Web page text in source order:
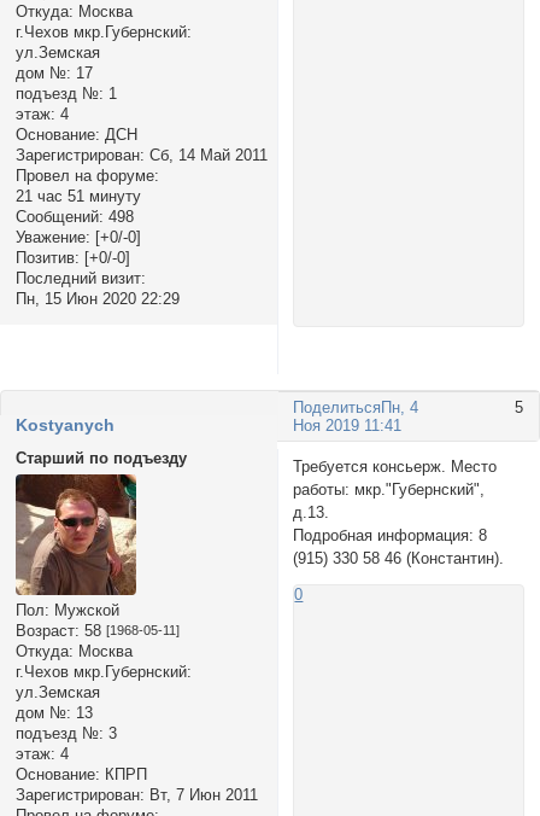
Откуда: Москва
г.Чехов мкр.Губернский:
ул.Земская
дом №: 17
подъезд №: 1
этаж: 4
Основание: ДСН
Зарегистрирован: Сб, 14 Май 2011
Провел на форуме:
21 час 51 минуту
Сообщений: 498
Уважение: [+0/-0]
Позитив: [+0/-0]
Последний визит:
Пн, 15 Июн 2020 22:29
Поделиться 5
Пн, 4
Ноя 2019 11:41
Kostyanych
Старший по подъезду
Пол: Мужской
Возраст: 58 [1968-05-11]
Откуда: Москва
г.Чехов мкр.Губернский:
ул.Земская
дом №: 13
подъезд №: 3
этаж: 4
Основание: КПРП
Зарегистрирован: Вт, 7 Июн 2011
Требуется консьерж. Место
работы: мкр."Губернский",
д.13.
Подробная информация: 8
(915) 330 58 46 (Константин).
0